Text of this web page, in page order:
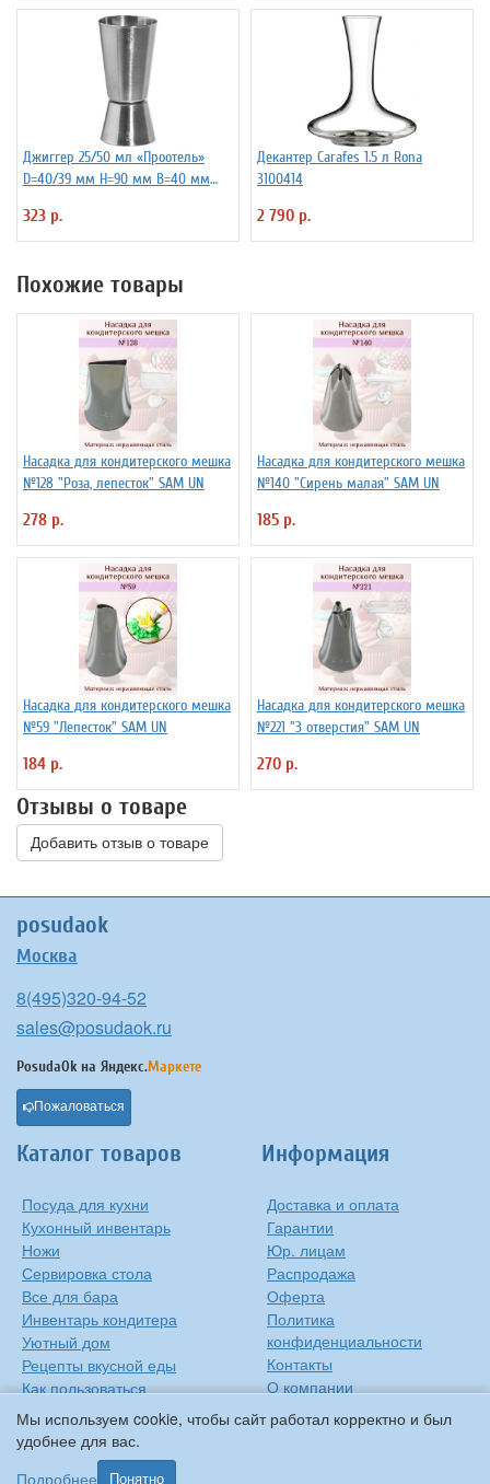
Мы используем cookie, чтобы сайт работал корректно и был
удобнее для вас.
Подробнее
Понятно
Джиггер 25/50 мл «Проотель»
D=40/39 мм H=90 мм B=40 мм
323 р.
Декантер Carafes 1.5 л Rona
3100414
2 790 р.
Похожие товары
Насадка для кондитерского мешка
№128 "Роза, лепесток" SAM UN
278 р.
Насадка для кондитерского мешка
№140 "Сирень малая" SAM UN
185 р.
Насадка для кондитерского мешка
№59 "Лепесток" SAM UN
184 р.
Насадка для кондитерского мешка
№221 "3 отверстия" SAM UN
270 р.
Отзывы о товаре
Добавить отзыв о товаре
posudaok
Москва
8(495)320-94-52
sales@posudaok.ru
PosudaOk на Яндекс.Маркете
Пожаловаться
Каталог товаров
Посуда для кухни
Кухонный инвентарь
Ножи
Сервировка стола
Все для бара
Инвентарь кондитера
Уютный дом
Рецепты вкусной еды
Как пользоваться
сковородкой
Информация
Доставка и оплата
Гарантии
Юр. лицам
Распродажа
Оферта
Политика
конфиденциальности
Контакты
О компании
Сиропы Monin
Виды барного стекла